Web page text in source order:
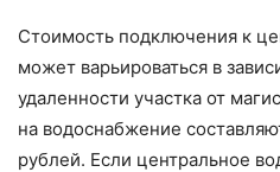
Стоимость подключения к
может варьироваться в
удаленности участка от
на водоснабжение
рублей. Если центральное